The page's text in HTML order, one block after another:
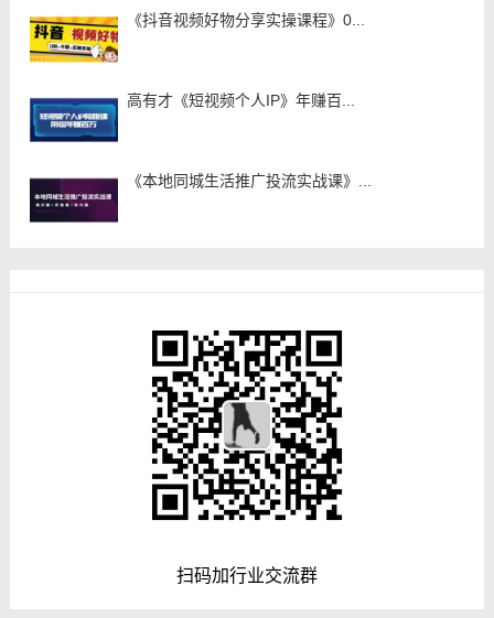
《抖音视频好物分享实操课程》0...
高有才《短视频个人IP》年赚百...
《本地同城生活推广投流实战课》...
扫码加行业交流群